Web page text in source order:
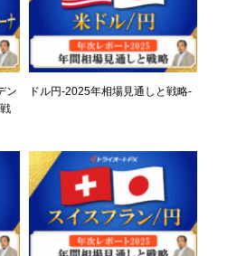
ン
ドル円-2025年相場見通しと戦略-